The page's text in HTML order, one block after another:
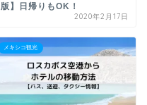
版】日帰りもOK！
2020年2月17日
メキシコ観光